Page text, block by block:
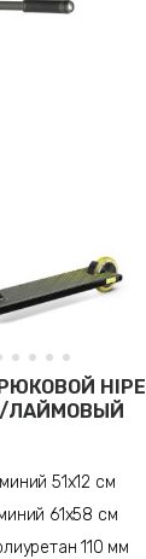
HIPE
ЛАЙМОВЫЙ
51х12 см
61х58 см
110 мм